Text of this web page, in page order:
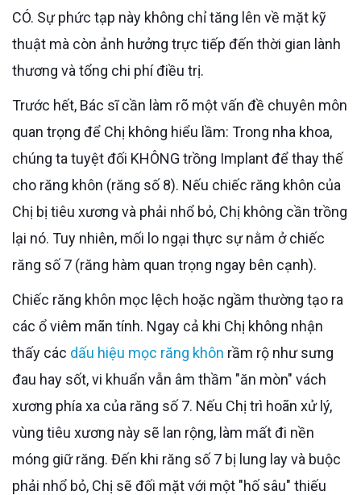
CÓ. Sự phức tạp này không chỉ tăng lên về mặt kỹ
thuật mà còn ảnh hưởng trực tiếp đến thời gian lành
thương và tổng chi phí điều trị.
Trước hết, Bác sĩ cần làm rõ một vấn đề chuyên môn
quan trọng để Chị không hiểu lầm: Trong nha khoa,
chúng ta tuyệt đối KHÔNG trồng Implant để thay thế
cho răng khôn (răng số 8). Nếu chiếc răng khôn của
Chị bị tiêu xương và phải nhổ bỏ, Chị không cần trồng
lại nó. Tuy nhiên, mối lo ngại thực sự nằm ở chiếc
răng số 7 (răng hàm quan trọng ngay bên cạnh).
Chiếc răng khôn mọc lệch hoặc ngầm thường tạo ra
các ổ viêm mãn tính. Ngay cả khi Chị không nhận
thấy các dấu hiệu mọc răng khôn rầm rộ như sưng
đau hay sốt, vi khuẩn vẫn âm thầm "ăn mòn" vách
xương phía xa của răng số 7. Nếu Chị trì hoãn xử lý,
vùng tiêu xương này sẽ lan rộng, làm mất đi nền
móng giữ răng. Đến khi răng số 7 bị lung lay và buộc
phải nhổ bỏ, Chị sẽ đối mặt với một "hố sâu" thiếu